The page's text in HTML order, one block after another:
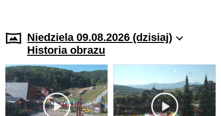
Niedziela 09.08.2026 (dzisiaj)
Historia obrazu